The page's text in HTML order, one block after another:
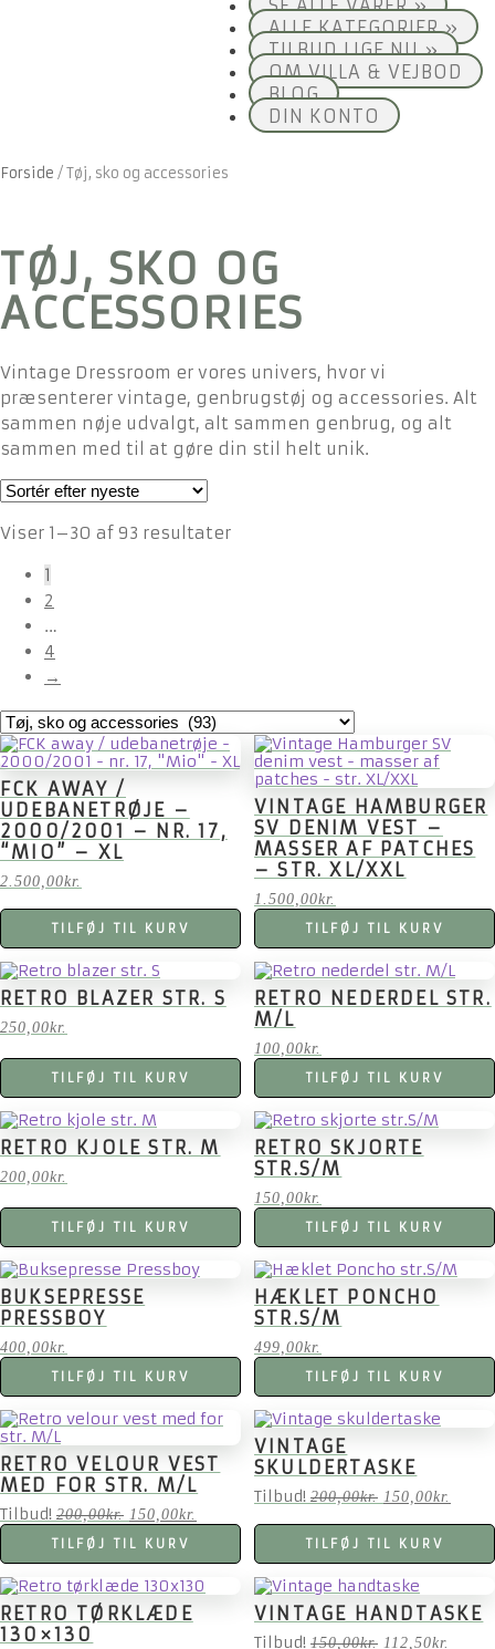
SE ALLE VARER »
ALLE KATEGORIER »
TILBUD LIGE NU »
OM VILLA & VEJBOD
BLOG
DIN KONTO
Forside /Tøj, sko og accessories
TØJ, SKO OG
ACCESSORIES
Vintage Dressroom er vores univers, hvor vi
præsenterer vintage, genbrugstøj og accessories. Alt
sammen nøje udvalgt, alt sammen genbrug, og alt
sammen med til at gøre din stil helt unik.
Viser 1–30 af 93 resultaterSorteret
1
2
…
4
→
FCK AWAY /
UDEBANETRØJE –
2000/2001 – NR. 17,
“MIO” – XL
2.500,00kr.
TILFØJ TIL KURV
VINTAGE HAMBURGER
SV DENIM VEST –
MASSER AF PATCHES
– STR. XL/XXL
1.500,00kr.
TILFØJ TIL KURV
RETRO BLAZER STR. S
250,00kr.
TILFØJ TIL KURV
RETRO NEDERDEL STR.
M/L
100,00kr.
TILFØJ TIL KURV
RETRO KJOLE STR. M
200,00kr.
TILFØJ TIL KURV
RETRO SKJORTE
STR.S/M
150,00kr.
TILFØJ TIL KURV
BUKSEPRESSE
PRESSBOY
400,00kr.
TILFØJ TIL KURV
HÆKLET PONCHO
STR.S/M
499,00kr.
TILFØJ TIL KURV
RETRO VELOUR VEST
MED FOR STR. M/L
Tilbud! 200,00kr. Den
oprindelige
pris
var:
200,00kr..
150,00kr.
aktuelle
er:
150,00kr..
TILFØJ TIL KURV
VINTAGE
SKULDERTASKE
Tilbud! 200,00kr. Den
pris
var:
200,00kr..
150,00kr.
pris
TILFØJ TIL KURV
RETRO TØRKLÆDE
130×130
VINTAGE HANDTASKE
Tilbud! 150,00kr. Den
112,50kr.